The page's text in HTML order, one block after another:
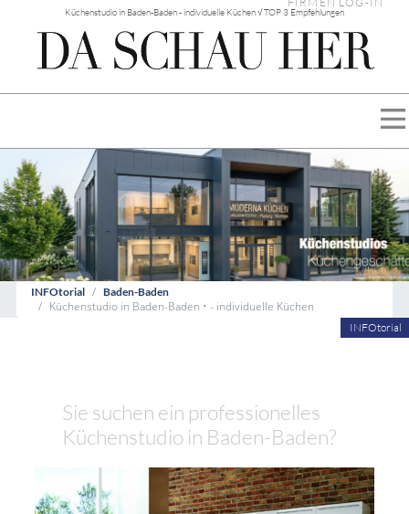
Küchenstudio in Baden-Baden - individuelle Küchen √ TOP 3 Empfehlungen
INFOtorial Baden-Baden
Küchenstudio in Baden-Baden • - individuelle Küchen
INFOtorial
Sie suchen ein professionelles
Küchenstudio in Baden-Baden?